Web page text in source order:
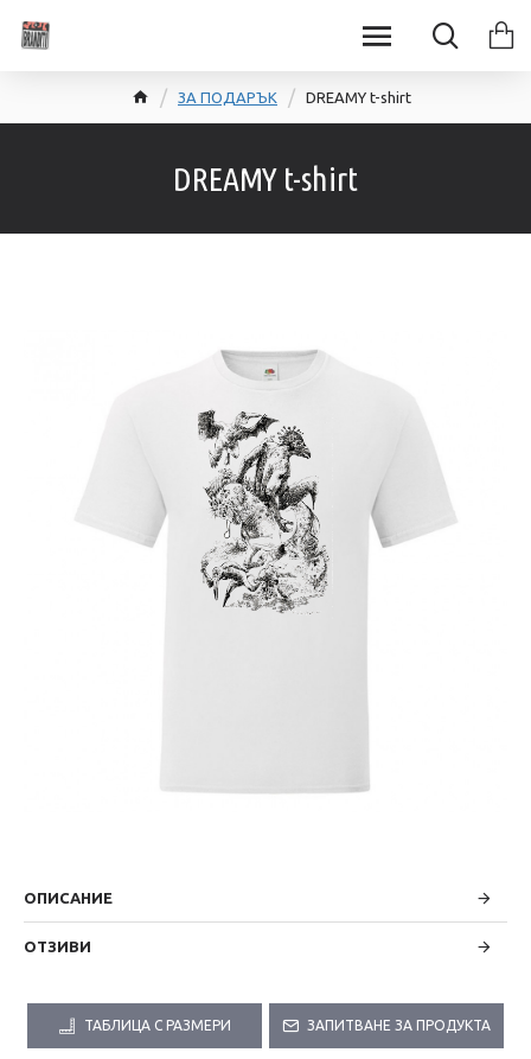
ЗА ПОДАРЪК DREAMY t-shirt
DREAMY t-shirt
ОПИСАНИЕ
ОТЗИВИ
ТАБЛИЦА С РАЗМЕРИ ЗАПИТВАНЕ ЗА ПРОДУКТА